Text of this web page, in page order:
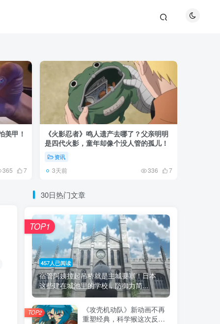
美甲！
365 7
《火影忍者》鸣人遗产去哪了？父亲明明
是四代火影，童年却像个没人管的孤儿！
资讯
3天前 336 7
30日热门文章
457人已阅读
宿管阿姨拉起吊桥就是主城要塞！日本
这些建在城池里的学校，防御力简...
TOP1
《攻壳机动队》新动画不再
重塑经典，科学猴这次反而
TOP2